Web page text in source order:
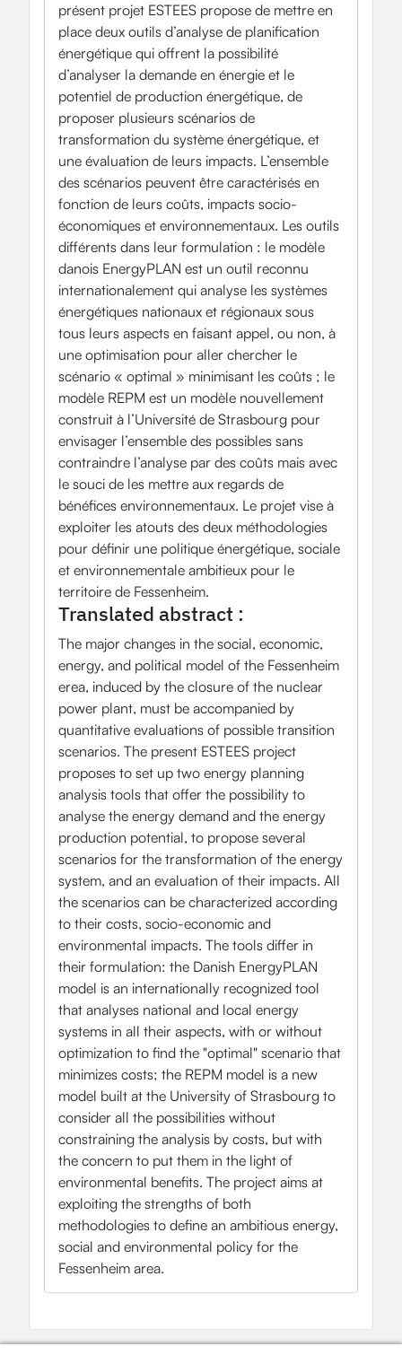
présent projet ESTEES propose de mettre en
place deux outils d’analyse de planification
énergétique qui offrent la possibilité
d’analyser la demande en énergie et le
potentiel de production énergétique, de
proposer plusieurs scénarios de
transformation du système énergétique, et
une évaluation de leurs impacts. L’ensemble
des scénarios peuvent être caractérisés en
fonction de leurs coûts, impacts socio-
économiques et environnementaux. Les outils
différents dans leur formulation : le modèle
danois EnergyPLAN est un outil reconnu
internationalement qui analyse les systèmes
énergétiques nationaux et régionaux sous
tous leurs aspects en faisant appel, ou non, à
une optimisation pour aller chercher le
scénario « optimal » minimisant les coûts ; le
modèle REPM est un modèle nouvellement
construit à l’Université de Strasbourg pour
envisager l’ensemble des possibles sans
contraindre l’analyse par des coûts mais avec
le souci de les mettre aux regards de
bénéfices environnementaux. Le projet vise à
exploiter les atouts des deux méthodologies
pour définir une politique énergétique, sociale
et environnementale ambitieux pour le
territoire de Fessenheim.
Translated abstract :
The major changes in the social, economic,
energy, and political model of the Fessenheim
erea, induced by the closure of the nuclear
power plant, must be accompanied by
quantitative evaluations of possible transition
scenarios. The present ESTEES project
proposes to set up two energy planning
analysis tools that offer the possibility to
analyse the energy demand and the energy
production potential, to propose several
scenarios for the transformation of the energy
system, and an evaluation of their impacts. All
the scenarios can be characterized according
to their costs, socio-economic and
environmental impacts. The tools differ in
their formulation: the Danish EnergyPLAN
model is an internationally recognized tool
that analyses national and local energy
systems in all their aspects, with or without
optimization to find the "optimal" scenario that
minimizes costs; the REPM model is a new
model built at the University of Strasbourg to
consider all the possibilities without
constraining the analysis by costs, but with
the concern to put them in the light of
environmental benefits. The project aims at
exploiting the strengths of both
methodologies to define an ambitious energy,
social and environmental policy for the
Fessenheim area.